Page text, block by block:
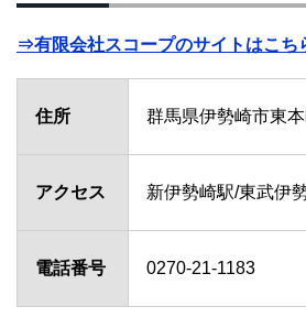
⇒有限会社スコープのサイトはこち
住所 群馬県伊勢崎市東
アクセス 新伊勢崎駅/東武伊
電話番号 0270-21-1183